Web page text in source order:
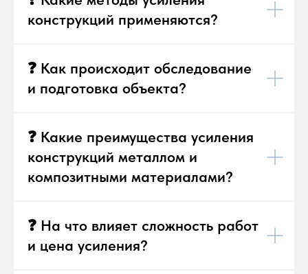
конструкций применяются?
❓ Как происходит обследование
и подготовка объекта?
❓ Какие преимущества усиления
конструкций металлом и
композитными материалами?
❓ На что влияет сложность работ
и цена усиления?